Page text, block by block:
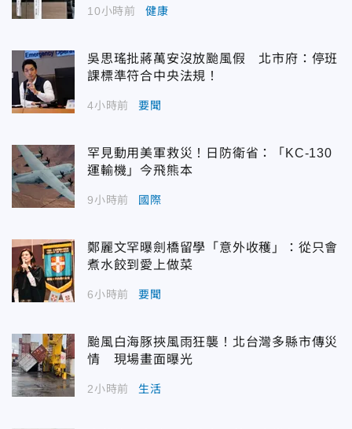
10小時前 健康
吳思瑤批蔣萬安沒放颱風假 北市府：停班
課標準符合中央法規！
4小時前 要聞
罕見動用美軍救災！日防衛省：「KC-130
運輸機」今飛熊本
9小時前 國際
鄭麗文罕曝劍橋留學「意外收穫」：從只會
煮水餃到愛上做菜
6小時前 要聞
颱風白海豚挾風雨狂襲！北台灣多縣市傳災
情 現場畫面曝光
2小時前 生活